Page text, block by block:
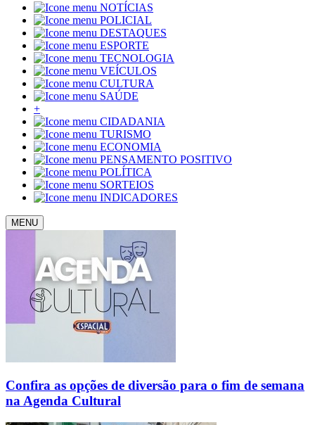
NOTÍCIAS
POLICIAL
DESTAQUES
ESPORTE
TECNOLOGIA
VEÍCULOS
CULTURA
SAÚDE
+
CIDADANIA
TURISMO
ECONOMIA
PENSAMENTO POSITIVO
POLÍTICA
SORTEIOS
INDICADORES
MENU
Confira as opções de diversão para o fim de semana
na Agenda Cultural